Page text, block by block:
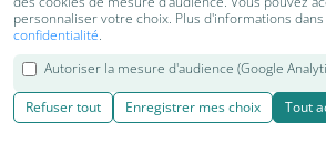
personnaliser votre choix. Plus d'informations
confidentialité.
Autoriser la mesure d'audience (Google
Refuser tout Enregistrer mes choix Tout